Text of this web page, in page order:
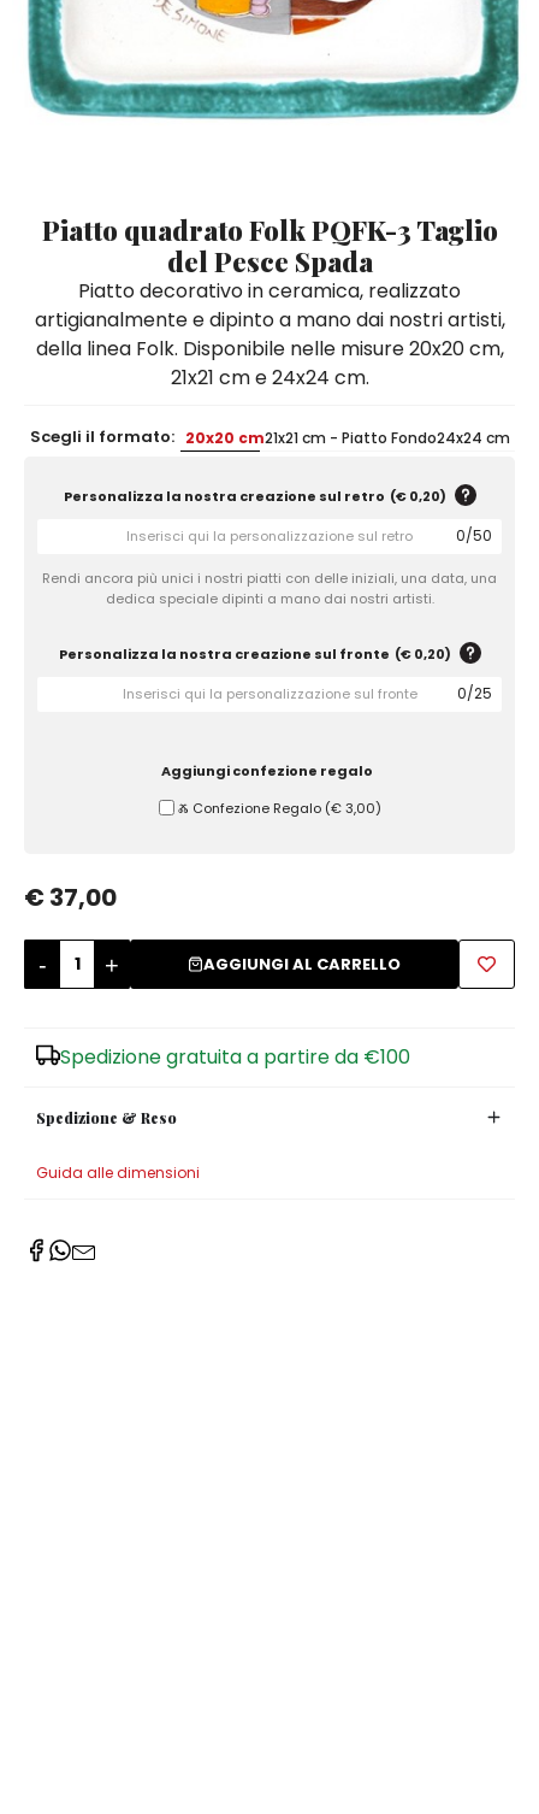
Piatto quadrato Folk PQFK-3 Taglio
del Pesce Spada
Piatto decorativo in ceramica, realizzato
artigianalmente e dipinto a mano dai nostri artisti,
della linea Folk. Disponibile nelle misure 20x20 cm,
21x21 cm e 24x24 cm.
Scegli il formato: 20x20 cm21x21 cm - Piatto Fondo24x24 cm
Personalizza la nostra creazione sul retro (€ 0,20)
0/50
Rendi ancora più unici i nostri piatti con delle iniziali, una data, una
dedica speciale dipinti a mano dai nostri artisti.
Personalizza la nostra creazione sul fronte (€ 0,20)
0/25
Aggiungi confezione regalo
Ⰶ Confezione Regalo (€ 3,00)
€ 37,00
- + AGGIUNGI AL CARRELLO
Spedizione gratuita a partire da €100
Spedizione & Reso
Guida alle dimensioni
Quadri e Pannelli per Pareti
Vasi
Scatole
Tegamini
Tozzetti
Portatovaglioli
Sale e Pepe - Olio e Aceto
Secchielli Portaghiaccio
Sottopentola & Sottobottiglia
Tazzine da Caffè con Piattino
Tegami e Zuppiere
Tovaglie
Tovagliette Americane & Sottopiatti
Zuccheriere
De Simone per Giusina
Tozzetti
Vasi Mignon
Secchielli Portaghiaccio
Servizi di Piatti
Set Sushi
Tegami e Zuppiere
Tovaglie
Tovagliette Americane & Sottopiatti
Zuccheriere
Secchielli Portaghiaccio
Servizi di Piatti
Set Sushi
Tegami e Zuppiere
Tovaglie
Tovagliette Americane & Sottopiatti
Zuccheriere